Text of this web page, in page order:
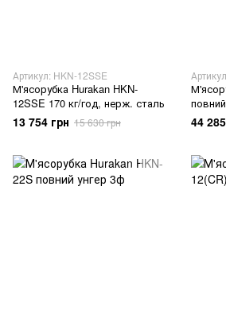
Артикул: HKN-12SSE
М'ясорубка Hurakan HKN-
12SSE 170 кг/год, нерж. сталь
13 754 грн 15 630 грн 44